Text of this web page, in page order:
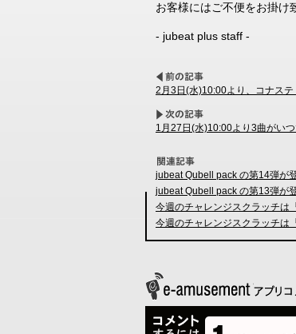
お客様にはご不便をお掛け
- jubeat plus staff -
2月3日(水)10:00より、コナス
1月27日(水)10:00より3曲がい
jubeat Qubell pack の第14弾が
jubeat Qubell pack の第13弾が
今週のチャレンジスクラッチは
今週のチャレンジスクラッチ